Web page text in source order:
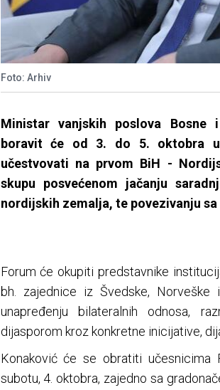
Foto: Arhiv
Ministar vanjskih poslova Bosne
boravit će od 3. do 5. oktobra
učestvovati na prvom BiH -
skupu posvećenom jačanju
nordijskih zemalja, te povezivanju
Forum će okupiti predstavnike
bh. zajednice iz Švedske,
unapređenju bilateralnih odnosa,
dijasporom kroz konkretne inicijative,
Konaković će se obratiti učesnicima
subotu, 4. oktobra, zajedno sa